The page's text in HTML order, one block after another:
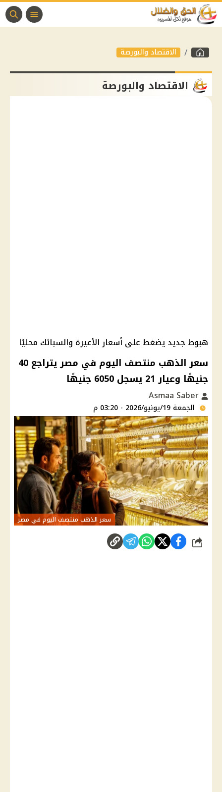
الاقتصاد والبورصة
الاقتصاد والبورصة
هبوط جديد يضغط على أسعار الأعيرة والسبائك محليًا
سعر الذهب منتصف اليوم في مصر يتراجع 40
جنيهًا وعيار 21 يسجل 6050 جنيهًا
الجمعة 19/يونيو/2026 - 03:20 م
سعر الذهب منتصف اليوم في مصر
شارك